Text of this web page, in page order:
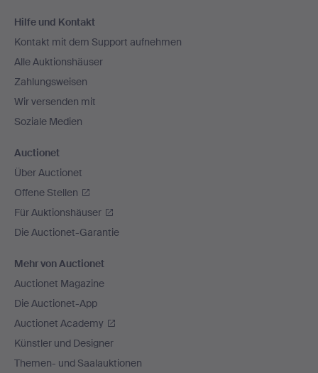
Navigation
Hilfe und Kontakt
Kontakt mit dem Support aufnehmen
Alle Auktionshäuser
Zahlungsweisen
Wir versenden mit
Soziale Medien
Auctionet
Über Auctionet
Offene Stellen
Für Auktionshäuser
Die Auctionet-Garantie
Mehr von Auctionet
Auctionet Magazine
Die Auctionet-App
Auctionet Academy
Künstler und Designer
Themen- und Saalauktionen